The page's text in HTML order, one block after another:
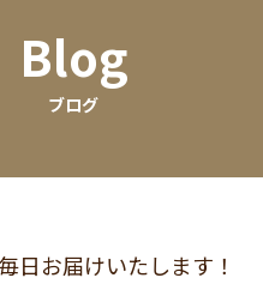
Blog
ブログ
日お届けいたします！